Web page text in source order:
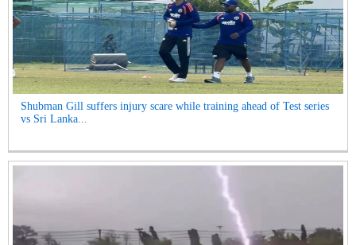
Shubman Gill suffers injury scare while training ahead of Test series
vs Sri Lanka...